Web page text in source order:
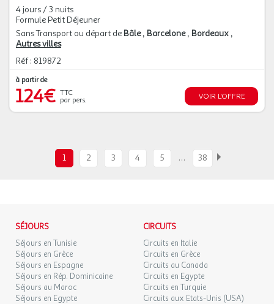
4 jours / 3 nuits
Formule Petit Déjeuner
Sans Transport ou départ de Bâle Barcelone Bordeaux
Autres villes
Réf : 819872
à partir de
124€ TTC
par pers.
VOIR L'OFFRE
1 2 3 4 5 … 38
SÉJOURS
Séjours en Tunisie
Séjours en Grèce
Séjours en Espagne
Séjours en Rép. Dominicaine
Séjours au Maroc
Séjours en Egypte
CIRCUITS
Circuits en Italie
Circuits en Grèce
Circuits au Canada
Circuits en Egypte
Circuits en Turquie
Circuits aux Etats-Unis (USA)